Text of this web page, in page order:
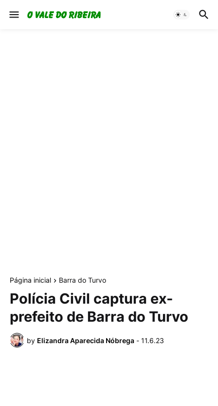
Página inicial Barra do Turvo
Polícia Civil captura ex-
prefeito de Barra do Turvo
by Elizandra Aparecida Nóbrega - 11.6.23